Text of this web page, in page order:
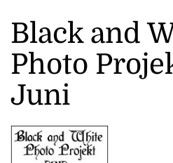
Black and
Photo
Juni